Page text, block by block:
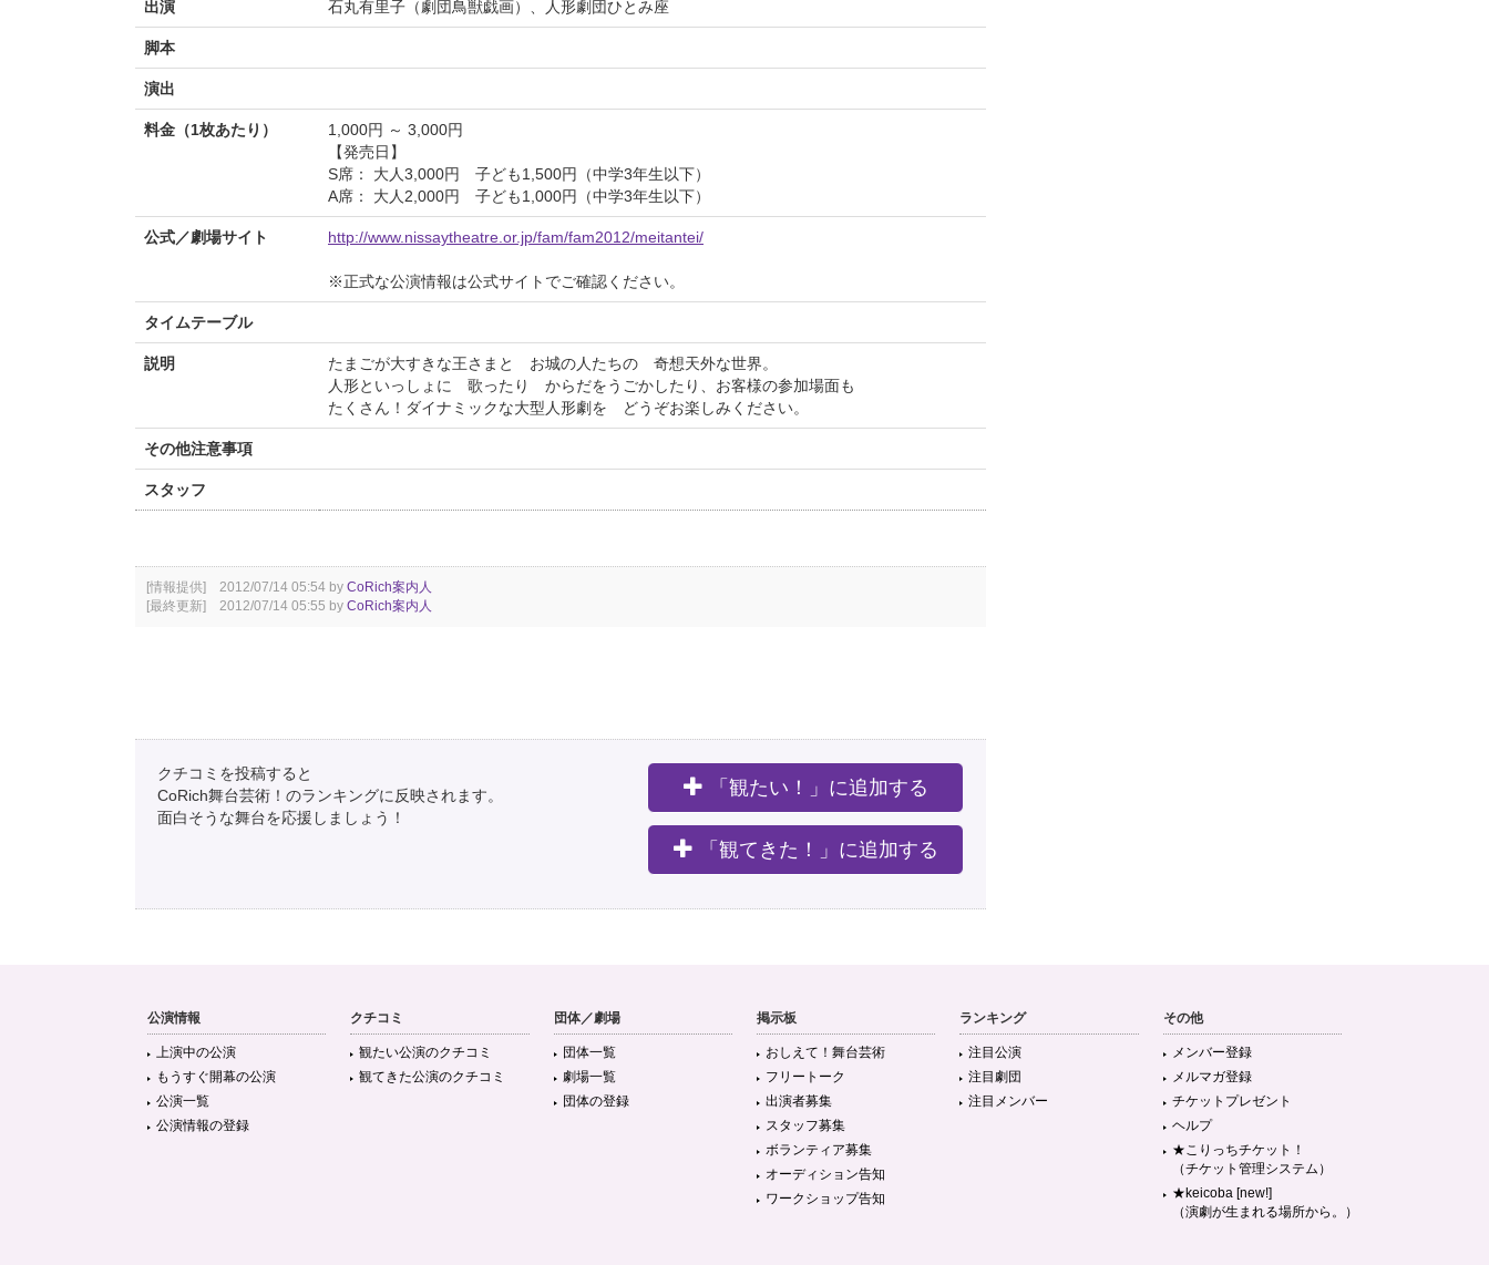
出演 石丸有里子（劇団鳥獣戯画）、人形劇団ひとみ座
脚本
演出
料金（1枚あたり）
1,000円 ～ 3,000円
【発売日】
S席： 大人3,000円 子ども1,500円（中学3年生以下）
A席： 大人2,000円 子ども1,000円（中学3年生以下）
公式／劇場サイト http://www.nissaytheatre.or.jp/fam/fam2012/meitantei/
※正式な公演情報は公式サイトでご確認ください。
タイムテーブル
説明
たまごが大すきな王さまと お城の人たちの 奇想天外な世界。
人形といっしょに 歌ったり からだをうごかしたり、お客様の参加場面も
たくさん！ダイナミックな大型人形劇を どうぞお楽しみください。
その他注意事項
スタッフ
[情報提供] 2012/07/14 05:54 by CoRich案内人
[最終更新] 2012/07/14 05:55 by CoRich案内人
クチコミを投稿すると
CoRich舞台芸術！のランキングに反映されます。
面白そうな舞台を応援しましょう！
「観たい！」に追加する
「観てきた！」に追加する
公演情報
上演中の公演
もうすぐ開幕の公演
公演一覧
公演情報の登録
クチコミ
観たい公演のクチコミ
観てきた公演のクチコミ
団体／劇場
団体一覧
劇場一覧
団体の登録
掲示板
おしえて！舞台芸術
フリートーク
出演者募集
スタッフ募集
ボランティア募集
オーディション告知
ワークショップ告知
ランキング
注目公演
注目劇団
注目メンバー
その他
メンバー登録
メルマガ登録
チケットプレゼント
ヘルプ
★こりっちチケット！
（チケット管理システム）
★keicoba [new!]
（演劇が生まれる場所から。）